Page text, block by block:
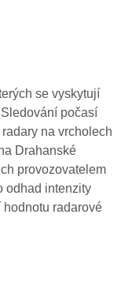
se vyskytují
počasí
na vrcholech
Drahanské
provozovatelem
odhad intenzity
radarové